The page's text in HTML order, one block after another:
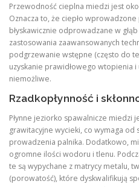
Przewodność cieplna miedzi jest
Oznacza to, że ciepło wprowadzone
błyskawicznie odprowadzane w
zastosowania zaawansowanych
podgrzewanie wstępne (często do
uzyskanie prawidłowego wtopienia
niemożliwe.
Rzadkopłynność i
Płynne jeziorko spawalnicze miedzi
grawitacyjne wycieki, co wymaga
prowadzenia palnika. Dodatkowo,
ogromne ilości wodoru i tlenu.
te są wypychane z matrycy metalu,
(porowatość), które dyskwalifikują